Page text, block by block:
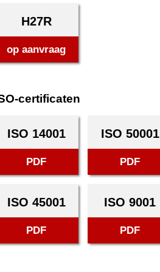
H27R
op aanvraag
certificaten
ISO 14001
PDF
ISO 50001
PDF
ISO 45001
PDF
ISO 9001
PDF